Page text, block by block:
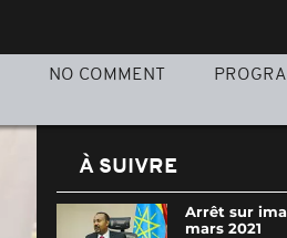
NO COMMENT
À SUIVRE
Arrêt sur
mars 2021